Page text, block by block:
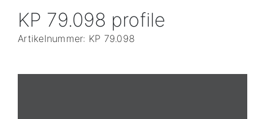
KP 79.098 profile
Artikelnummer: KP 79.098